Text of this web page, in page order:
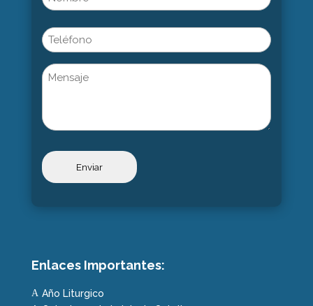
(Obligatorio)
Phone
Untitled
Enlaces Importantes:
A Año Liturgico